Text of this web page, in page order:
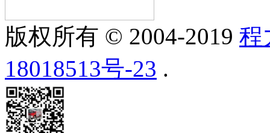
版权所有 © 2004-2019 程
18018513号-23 .